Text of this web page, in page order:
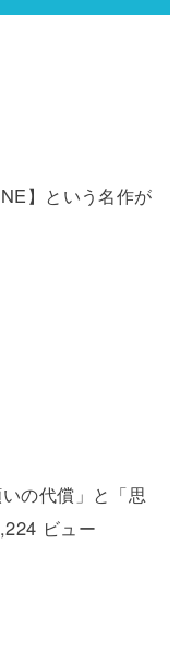
】という名作が
の代償」と「思
ビュー